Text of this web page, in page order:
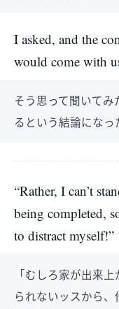
I asked, and the
would come with
そう思って聞いてみ
るという結論になっ
“Rather, I can’t
being completed,
to distract myself!”
「むしろ家が出来
られないッスから